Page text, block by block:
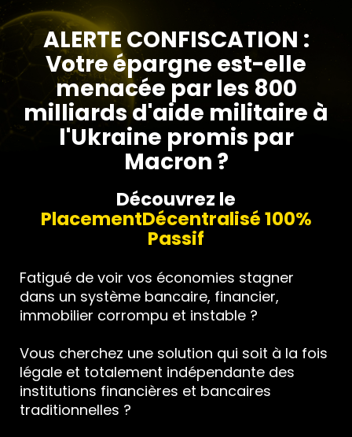
ALERTE CONFISCATION :
Votre épargne est-elle
menacée par les 800
milliards d'aide militaire à
l'Ukraine promis par
Macron ?
Découvrez le
PlacementDécentralisé 100%
Passif
Fatigué de voir vos économies stagner
dans un système bancaire, financier,
immobilier corrompu et instable ?
Vous cherchez une solution qui soit à la fois
légale et totalement indépendante des
institutions financières et bancaires
traditionnelles ?